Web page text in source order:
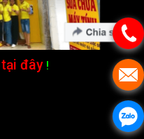
tại đây !